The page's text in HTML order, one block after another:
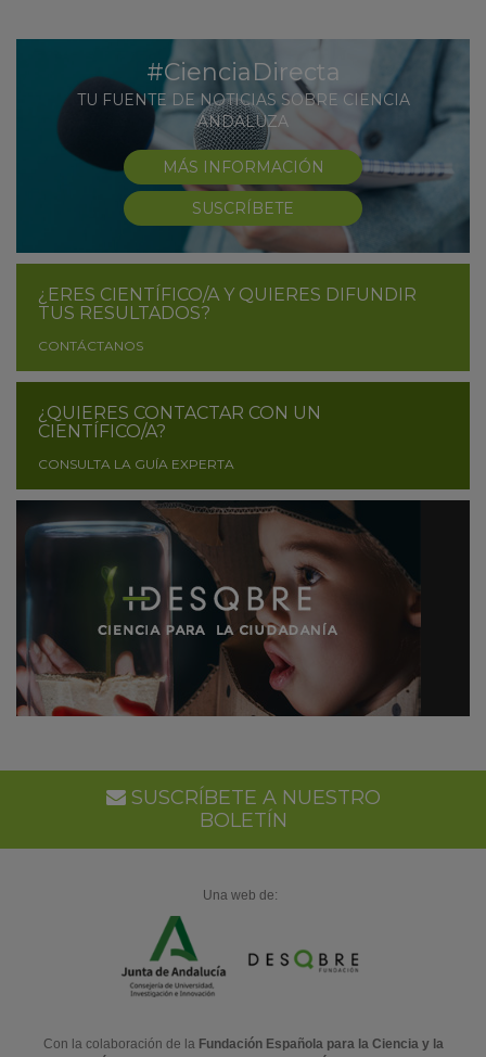
#CienciaDirecta
TU FUENTE DE NOTICIAS SOBRE CIENCIA
ANDALUZA
MÁS INFORMACIÓN
SUSCRÍBETE
¿ERES CIENTÍFICO/A Y QUIERES DIFUNDIR
TUS RESULTADOS?
CONTÁCTANOS
¿QUIERES CONTACTAR CON UN
CIENTÍFICO/A?
CONSULTA LA GUÍA EXPERTA
SUSCRÍBETE A NUESTRO
BOLETÍN
Una web de:
Con la colaboración de la Fundación Española para la Ciencia y la